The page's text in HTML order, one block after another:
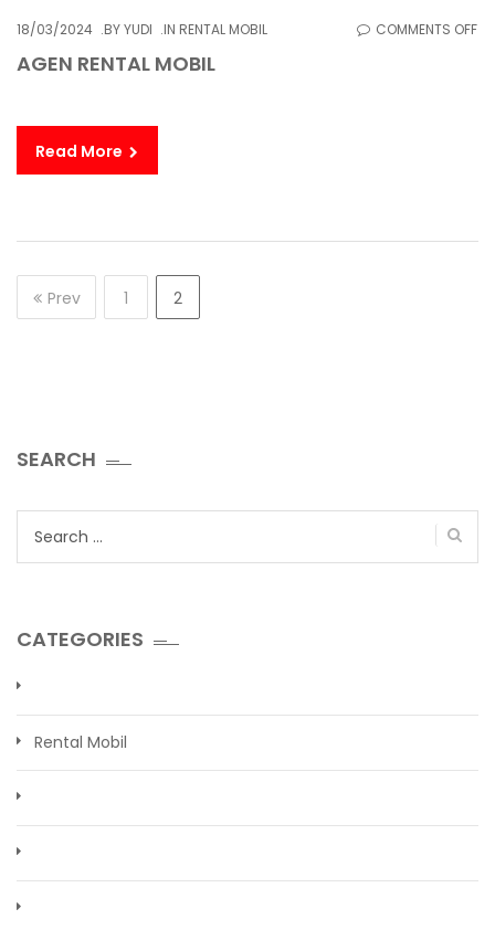
18/03/2024 BYYUDI IN RENTAL MOBIL COMMENTS OFFON
AGEN RENTAL MOBIL
Read More
Prev 1 2
SEARCH
CATEGORIES
Rental Mobil